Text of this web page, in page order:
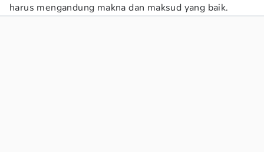
harus mengandung makna dan maksud yang baik.